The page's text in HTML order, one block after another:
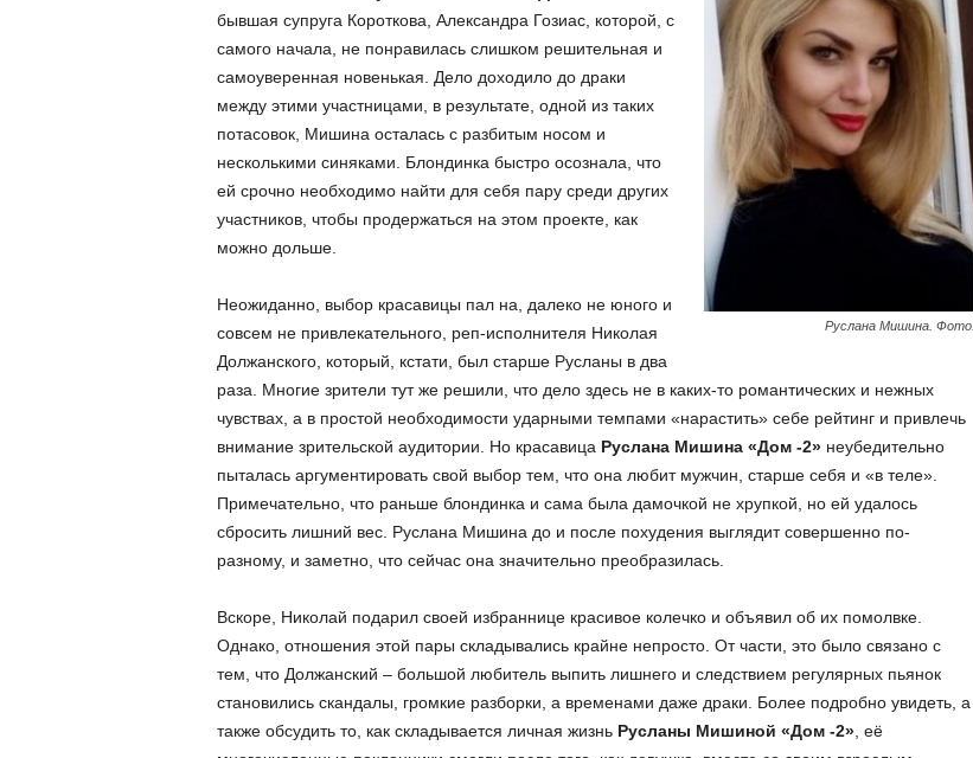
Руслана Мишина. Фото.
бывшая супруга Короткова, Александра Гозиас, которой, с
самого начала, не понравилась слишком решительная и
самоуверенная новенькая. Дело доходило до драки
между этими участницами, в результате, одной из таких
потасовок, Мишина осталась с разбитым носом и
несколькими синяками. Блондинка быстро осознала, что
ей срочно необходимо найти для себя пару среди других
участников, чтобы продержаться на этом проекте, как
можно дольше.
Неожиданно, выбор красавицы пал на, далеко не юного и
совсем не привлекательного, реп-исполнителя Николая
Должанского, который, кстати, был старше Русланы в два
раза. Многие зрители тут же решили, что дело здесь не в каких-то романтических и нежных
чувствах, а в простой необходимости ударными темпами «нарастить» себе рейтинг и привлечь
внимание зрительской аудитории. Но красавица Руслана Мишина «Дом -2»неубедительно
пыталась аргументировать свой выбор тем, что она любит мужчин, старше себя и «в теле».
Примечательно, что раньше блондинка и сама была дамочкой не хрупкой, но ей удалось
сбросить лишний вес. Руслана Мишина до и после похудения выглядит совершенно по-
разному, и заметно, что сейчас она значительно преобразилась.
Вскоре, Николай подарил своей избраннице красивое колечко и объявил об их помолвке.
Однако, отношения этой пары складывались крайне непросто. От части, это было связано с
тем, что Должанский – большой любитель выпить лишнего и следствием регулярных пьянок
становились скандалы, громкие разборки, а временами даже драки. Более подробно увидеть, а
также обсудить то, как складывается личная жизнь Русланы Мишиной «Дом -2», её